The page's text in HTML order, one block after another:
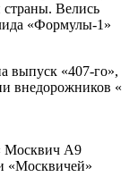
Велись
«Формулы-1»
выпуск «407-го»,
внедорожников «
Москвич А9
«Москвичей»